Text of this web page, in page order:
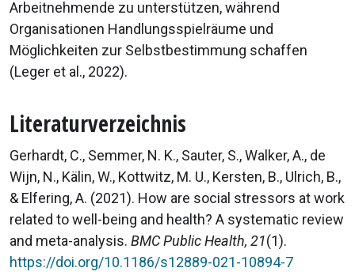
Arbeitnehmende zu unterstützen, während
Organisationen Handlungsspielräume und
Möglichkeiten zur Selbstbestimmung schaffen
(Leger et al., 2022).
Literaturverzeichnis
Gerhardt, C., Semmer, N. K., Sauter, S., Walker, A., de
Wijn, N., Kälin, W., Kottwitz, M. U., Kersten, B., Ulrich, B.,
& Elfering, A. (2021). How are social stressors at work
related to well-being and health? A systematic review
and meta-analysis. BMC Public Health, 21(1).
https://doi.org/10.1186/s12889-021-10894-7